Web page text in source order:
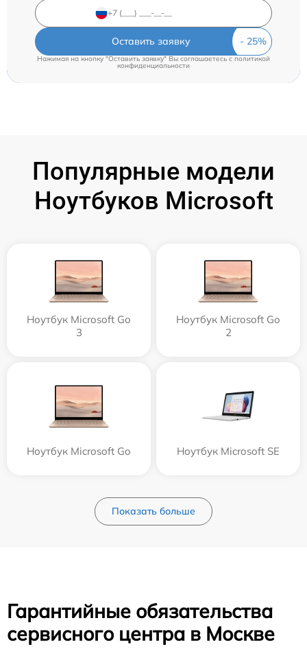
Оставить заявку
Нажимая на кнопку "Оставить заявку" Вы соглашаетесь cполитикой
конфиденциальности
Популярные модели
Ноутбуков Microsoft
Ноутбук Microsoft Go
3
Ноутбук Microsoft Go
2
Ноутбук Microsoft Go Ноутбук Microsoft SE
Показать больше
Гарантийные обязательства
сервисного центра в Москве